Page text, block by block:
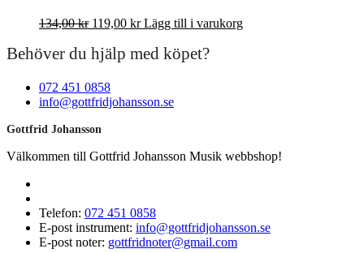
134,00kr Det
priset
var:
134,00 kr.
119,00 krDet
priset
Lägg till i varukorg
Behöver du hjälp med köpet?
072 451 0858
info@gottfridjohansson.se
Gottfrid Johansson
Välkommen till Gottfrid Johansson Musik webbshop!
Telefon: 072 451 0858
E-post instrument: info@gottfridjohansson.se
E-post noter: gottfridnoter@gmail.com